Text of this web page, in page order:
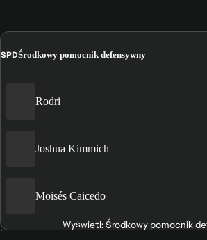
ŚPDŚrodkowy pomocnik defensywny
Rodri
Joshua Kimmich
Moisés Caicedo
Wyświetl: Środkowy pomocnik